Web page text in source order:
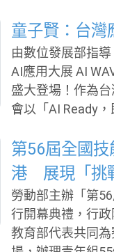
瑞士、越南及新
鏈接全球市場的實力。 串聯跨部會與國際夥伴 數位發
助業者「從驗證
慧新紀元」國際
秀署長指出，臺
量。AI WAVE
童子賢：台灣
由數位發展部指
AI應用大展 AI
盛大登場！作為
會以「AI Ready
勢，吸引美國、
並辦理50場論壇與
會指出，包括
宏碁智雲、宏碁
流、優必達、威
骨文、訊連科技
第56屆全國
港 展現「挑
勞動部主辦「第
行開幕典禮，行
教育部代表共同